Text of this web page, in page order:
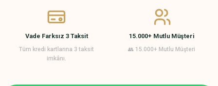
Vade Farksız 3 Taksit
Tüm kredi kartlarına 3 taksit
imkânı.
15.000+ Mutlu Müşteri
👥 15.000+ Mutlu Müşteri